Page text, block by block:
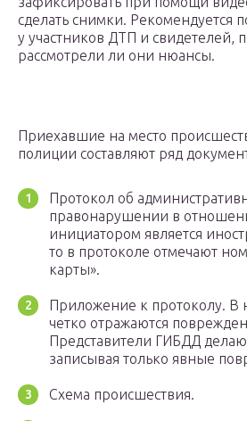
сделать снимки. Рекомендуется
у участников ДТП и свидетелей,
рассмотрели ли они нюансы.
Приехавшие на место
полиции составляют ряд
Протокол об
правонарушении в
инициатором является
то в протоколе отмечают
карты».
Приложение к протоколу. В
четко отражаются
Представители ГИБДД
записывая только явные
Схема происшествия.